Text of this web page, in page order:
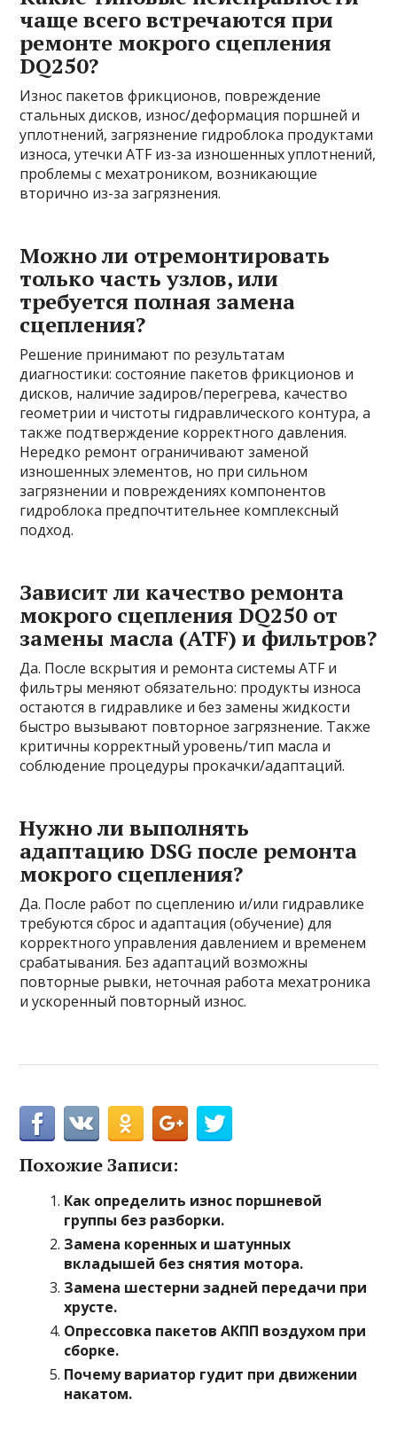
чаще всего встречаются при
ремонте мокрого сцепления
DQ250?
Износ пакетов фрикционов, повреждение
стальных дисков, износ/деформация поршней и
уплотнений, загрязнение гидроблока продуктами
износа, утечки ATF из-за изношенных уплотнений,
проблемы с мехатроником, возникающие
вторично из-за загрязнения.
Можно ли отремонтировать
только часть узлов, или
требуется полная замена
сцепления?
Решение принимают по результатам
диагностики: состояние пакетов фрикционов и
дисков, наличие задиров/перегрева, качество
геометрии и чистоты гидравлического контура, а
также подтверждение корректного давления.
Нередко ремонт ограничивают заменой
изношенных элементов, но при сильном
загрязнении и повреждениях компонентов
гидроблока предпочтительнее комплексный
подход.
Зависит ли качество ремонта
мокрого сцепления DQ250 от
замены масла (ATF) и фильтров?
Да. После вскрытия и ремонта системы ATF и
фильтры меняют обязательно: продукты износа
остаются в гидравлике и без замены жидкости
быстро вызывают повторное загрязнение. Также
критичны корректный уровень/тип масла и
соблюдение процедуры прокачки/адаптаций.
Нужно ли выполнять
адаптацию DSG после ремонта
мокрого сцепления?
Да. После работ по сцеплению и/или гидравлике
требуются сброс и адаптация (обучение) для
корректного управления давлением и временем
срабатывания. Без адаптаций возможны
повторные рывки, неточная работа мехатроника
и ускоренный повторный износ.
Похожие Записи:
Как определить износ поршневой
группы без разборки.
Замена коренных и шатунных
вкладышей без снятия мотора.
Замена шестерни задней передачи при
хрусте.
Опрессовка пакетов АКПП воздухом при
сборке.
Почему вариатор гудит при движении
накатом.